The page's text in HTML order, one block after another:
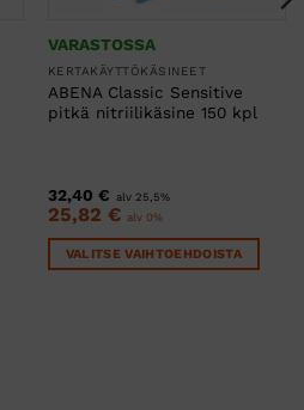
VARASTOSSA
KERTAKÄYTTÖKÄSINEET
ABENA Classic Sensitive
pitkä nitriilikäsine 150 kpl
32,40 € alv 25,5%
25,82 € alv 0%
VALITSE VAIHTOEHDOISTA